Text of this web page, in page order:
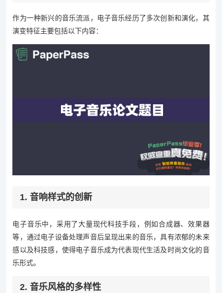
作为一种新兴的音乐流派，电子音乐经历了多次创新和演化，其
演变特征主要包括以下内容：
1. 音响样式的创新
电子音乐中，采用了大量现代科技手段，例如合成器、效果器
等，通过电子设备处理声音后呈现出来的音乐，具有浓郁的未来
感以及科技感，使得电子音乐成为代表现代生活及时尚文化的音
乐形式。
2. 音乐风格的多样性